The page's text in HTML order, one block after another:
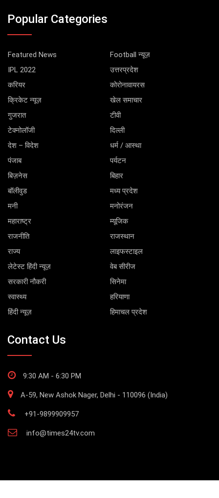
Popular Categories
Featured News
Football न्यूज़
IPL 2022
उत्तरप्रदेश
करियर
कोरोनावायरस
क्रिकेट न्यूज़
खेल समाचार
गुजरात
टीवी
टेक्नोलॉजी
दिल्ली
देश – विदेश
धर्म / आस्था
पंजाब
पर्यटन
बिज़नेस
बिहार
बॉलीवुड
मध्य प्रदेश
मनी
मनोरंजन
महाराष्ट्र
म्यूजिक
राजनीति
राजस्थान
राज्य
लाइफस्टाइल
लेटेस्ट हिंदी न्यूज़
वेब सीरीज
सरकारी नौकरी
सिनेमा
स्वास्थ्य
हरियाणा
हिंदी न्यूज़
हिमाचल प्रदेश
Contact Us
9:30 AM - 6:30 PM
A-59, New Ashok Nager, Delhi - 110096 (India)
+91-9899909957
info@times24tv.com